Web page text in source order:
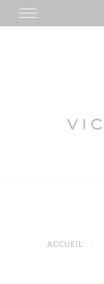
Skip
to
Toggle
navigation
ACCUEIL